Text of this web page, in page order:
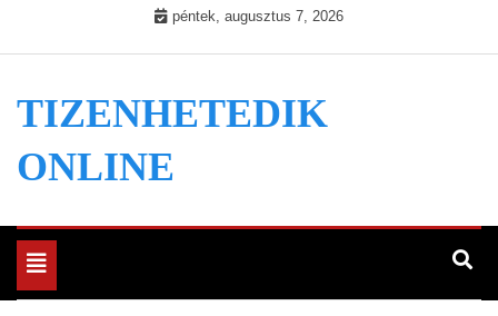
péntek, augusztus 7, 2026
TIZENHETEDIK
ONLINE
Toggle
navigation